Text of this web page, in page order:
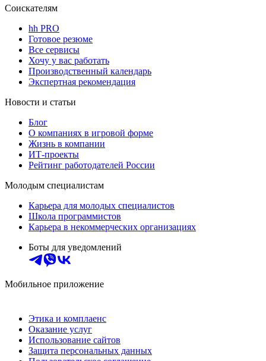
Соискателям
hh PRO
Готовое резюме
Все сервисы
Хочу у вас работать
Производственный календарь
Экспертная рекомендация
Новости и статьи
Блог
О компаниях в игровой форме
Жизнь в компании
ИТ-проекты
Рейтинг работодателей России
Молодым специалистам
Карьера для молодых специалистов
Школа программистов
Карьера в некоммерческих организациях
Боты для уведомлений
Мобильное приложение
Этика и комплаенс
Оказание услуг
Использование сайтов
Защита персональных данных